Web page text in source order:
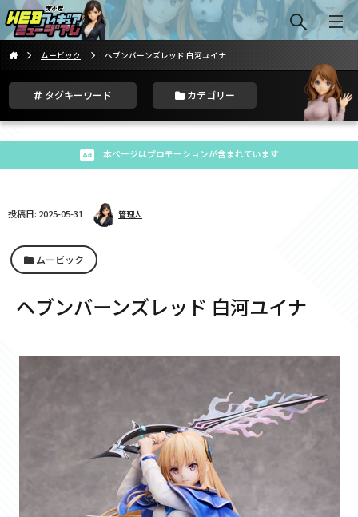
ムービック ヘブンバーンズレッド 白河ユイナ
タグキーワード カテゴリー
本ページはプロモーションが含まれています
投稿日: 2025-05-31 管理人
ムービック
ヘブンバーンズレッド 白河ユイナ